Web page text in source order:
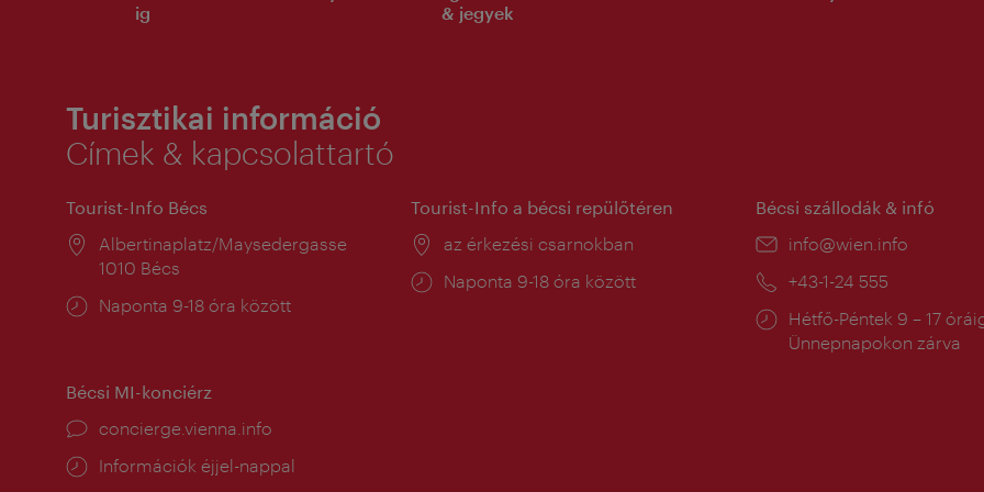
ig
& jegyek
Turisztikai információ
Címek & kapcsolattartó
Tourist-Info Bécs
Helyszín:
Albertinaplatz/Maysedergasse
1010 Bécs
Nyitva
Naponta 9-18 óra között
Tourist-Info a bécsi repülőtéren
Helyszín:
az érkezési csarnokban
Nyitva
Naponta 9-18 óra között
Bécsi szállodák & infó
E-
info@wien.info
Telefon:
+43-1-24 555
Nyitva
tartás:
Hétfő-Péntek 9 – 17
Ünnepnapokon zárva
Bécsi MI-konciérz
concierge.vienna.info
Információk éjjel-nappal